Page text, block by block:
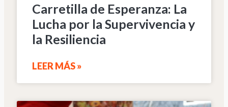
Carretilla de Esperanza: La
Lucha por la Supervivencia y
la Resiliencia
LEER MÁS »